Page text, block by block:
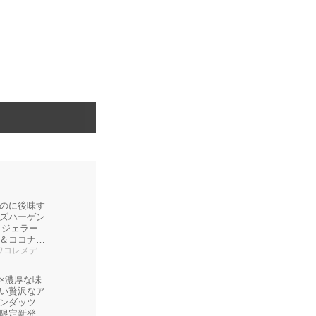
に後味す
ハーゲン
ェラー
ココナッ
ピスタチ
メディア編集部
濃厚な味
贅沢なア
ダッツ
定新発